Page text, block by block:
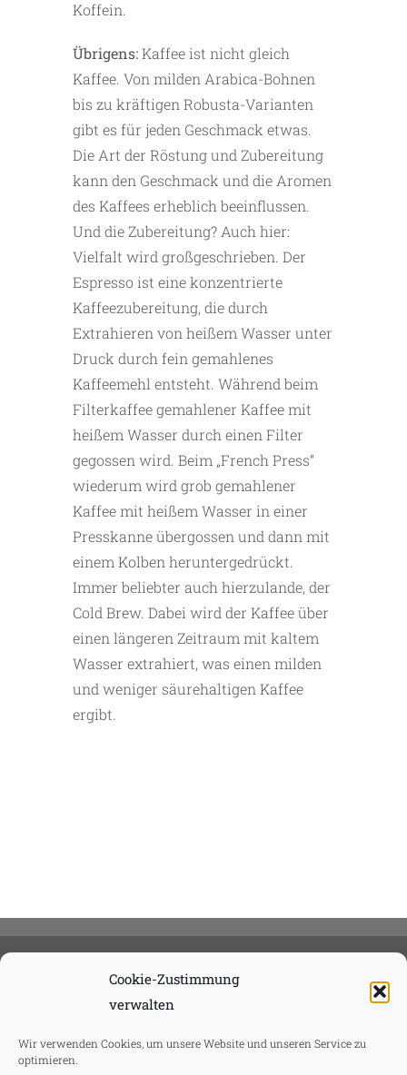
Cookie-Zustimmung
verwalten
Wir verwenden Cookies, um unsere Website und unseren Service zu
optimieren.
Koffein.
Übrigens:Kaffee ist nicht gleich
Kaffee. Von milden Arabica-Bohnen
bis zu kräftigen Robusta-Varianten
gibt es für jeden Geschmack etwas.
Die Art der Röstung und Zubereitung
kann den Geschmack und die Aromen
des Kaffees erheblich beeinflussen.
Und die Zubereitung? Auch hier:
Vielfalt wird großgeschrieben. Der
Espresso ist eine konzentrierte
Kaffeezubereitung, die durch
Extrahieren von heißem Wasser unter
Druck durch fein gemahlenes
Kaffeemehl entsteht. Während beim
Filterkaffee gemahlener Kaffee mit
heißem Wasser durch einen Filter
gegossen wird. Beim „French Press“
wiederum wird grob gemahlener
Kaffee mit heißem Wasser in einer
Presskanne übergossen und dann mit
einem Kolben heruntergedrückt.
Immer beliebter auch hierzulande, der
Cold Brew. Dabei wird der Kaffee über
einen längeren Zeitraum mit kaltem
Wasser extrahiert, was einen milden
und weniger säurehaltigen Kaffee
ergibt.